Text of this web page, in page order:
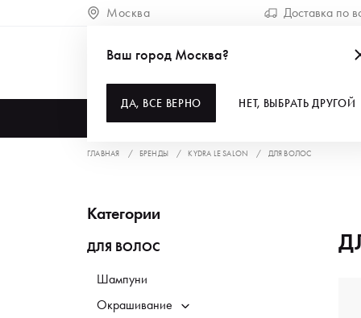
Москва Доставка по
Ваш город Москва?
ДА, ВСЕ ВЕРНО НЕТ, ВЫБРАТЬ ДРУГОЙ
ГЛАВНАЯ БРЕНДЫ KYDRA LE SALON ДЛЯ ВОЛОС
Категории
ДЛЯ ВОЛОС
Шампуни
Окрашивание